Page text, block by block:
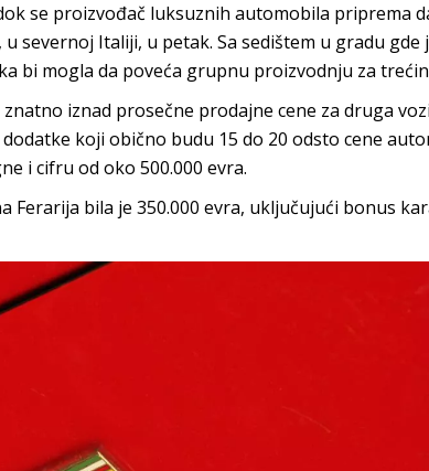
se proizvođač luksuznih automobila priprema
severnoj Italiji, u petak. Sa sedištem u gradu gde
bi mogla da poveća grupnu proizvodnju za
znatno iznad prosečne prodajne cene za druga
koji obično budu 15 do 20 odsto cene
i cifru od oko 500.000 evra.
Ferarija bila je 350.000 evra, uključujući bonus